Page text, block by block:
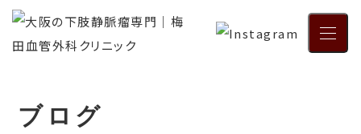
ブログ
メニュ